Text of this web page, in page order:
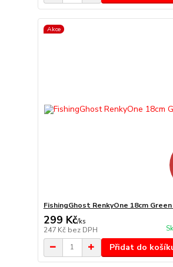
Akce
FishingGhost RenkyOne 18cm
299 Kč/ks
247 Kč bez DPH
Přidat do